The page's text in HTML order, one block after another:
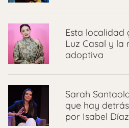
Esta localidad
Luz Casal y la
adoptiva
Sarah
que hay
por Isabel